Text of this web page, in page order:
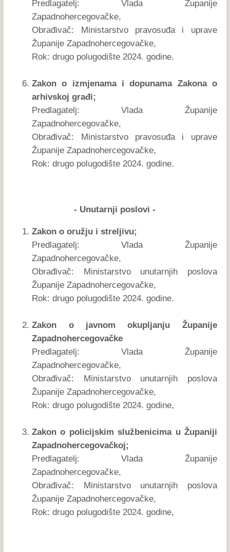
Predlagatelj: Vlada Županije
Zapadnohercegovačke,
Obrađivač: Ministarstvo pravosuđa i uprave
Županije Zapadnohercegovačke,
Rok: drugo polugodište 2024. godine.
Zakon o izmjenama i dopunama Zakona o
arhivskoj građi;
Predlagatelj: Vlada Županije
Zapadnohercegovačke,
Obrađivač: Ministarstvo pravosuđa i uprave
Županije Zapadnohercegovačke,
Rok: drugo polugodište 2024. godine.
- Unutarnji poslovi -
Zakon o oružju i streljivu;
Predlagatelj: Vlada Županije
Zapadnohercegovačke,
Obrađivač: Ministarstvo unutarnjih poslova
Županije Zapadnohercegovačke,
Rok: drugo polugodište 2024. godine.
Zakon o javnom okupljanju Županije
Zapadnohercegovačke
Predlagatelj: Vlada Županije
Zapadnohercegovačke,
Obrađivač: Ministarstvo unutarnjih poslova
Županije Zapadnohercegovačke,
Rok: drugo polugodište 2024. godine,
Zakon o policijskim službenicima u Županiji
Zapadnohercegovačkoj;
Predlagatelj: Vlada Županije
Zapadnohercegovačke,
Obrađivač: Ministarstvo unutarnjih poslova
Županije Zapadnohercegovačke,
Rok: drugo polugodište 2024. godine,